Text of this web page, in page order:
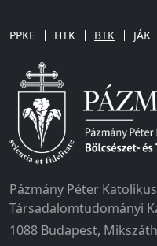
PPKE HTK BTK JÁK
Pázmány Péter
Társadalomtudományi
1088 Budapest,